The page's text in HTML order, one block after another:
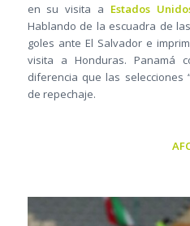
en su visita a Estados
Hablando de la escuadra de
goles ante El Salvador e
visita a Honduras. Panamá
diferencia que las selecciones
de repechaje.